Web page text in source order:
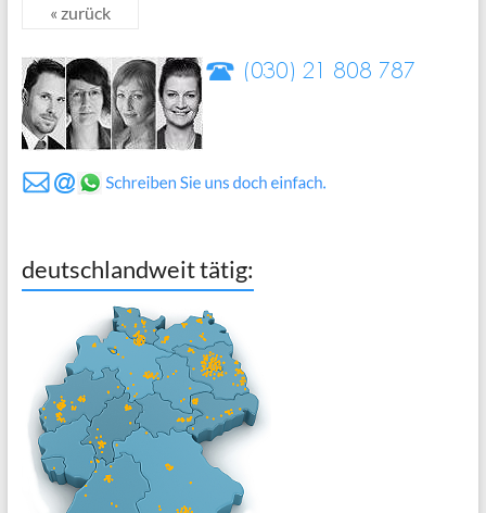
« zurück
deutschlandweit tätig: